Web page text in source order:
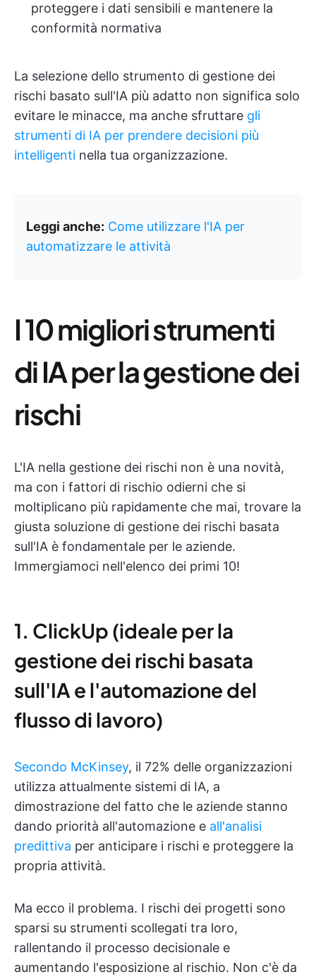
proteggere i dati sensibili e mantenere la
conformità normativa
La selezione dello strumento di gestione dei
rischi basato sull'IA più adatto non significa solo
evitare le minacce, ma anche sfruttare gli
strumenti di IA per prendere decisioni più
intelligenti nella tua organizzazione.
Leggi anche: Come utilizzare l'IA per
automatizzare le attività
I 10 migliori strumenti
di IA per la gestione dei
rischi
L'IA nella gestione dei rischi non è una novità,
ma con i fattori di rischio odierni che si
moltiplicano più rapidamente che mai, trovare la
giusta soluzione di gestione dei rischi basata
sull'IA è fondamentale per le aziende.
Immergiamoci nell'elenco dei primi 10!
1. ClickUp (ideale per la
gestione dei rischi basata
sull'IA e l'automazione del
flusso di lavoro)
Secondo McKinsey, il 72% delle organizzazioni
utilizza attualmente sistemi di IA, a
dimostrazione del fatto che le aziende stanno
dando priorità all'automazione e all'analisi
predittiva per anticipare i rischi e proteggere la
propria attività.
Ma ecco il problema. I rischi dei progetti sono
sparsi su strumenti scollegati tra loro,
rallentando il processo decisionale e
aumentando l'esposizione al rischio. Non c'è da